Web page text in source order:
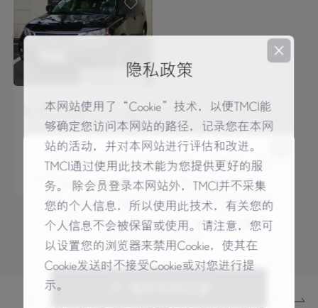
隐私政策
本网站使用了“Cookie”技术，以便TMCI能
够确定您访问本网站的路径，记录您在本网
站的活动，并对本网站进行评估和改进。
TMCI通过使用此技术能为您提供更好的服
务。 除会员登录本网站外，TMCI并不采集
您的个人信息，所以使用此技术，有关您的
个人信息不会被保留或使用。请注意，您可
以设置您的浏览器来禁用Cookie，使其在
Cookie发送时不接受Cookie或对您进行提
示。
目前无法获取您的地理位置，如需要，您
可通过浏览器设置允许网站使用您的位
置，然后通过刷新页面与 LEXUS 雷克萨斯
认证二手车分享您的地理位置并获取离您
最近的经销商信息。
¥ 45,000
对比
RX 270 典雅版
2011上牌
空间大